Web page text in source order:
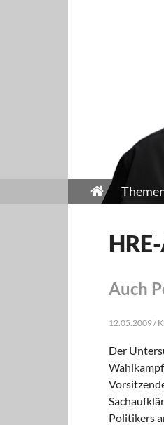
Auch
12.05.2009 /
Der
Politikers